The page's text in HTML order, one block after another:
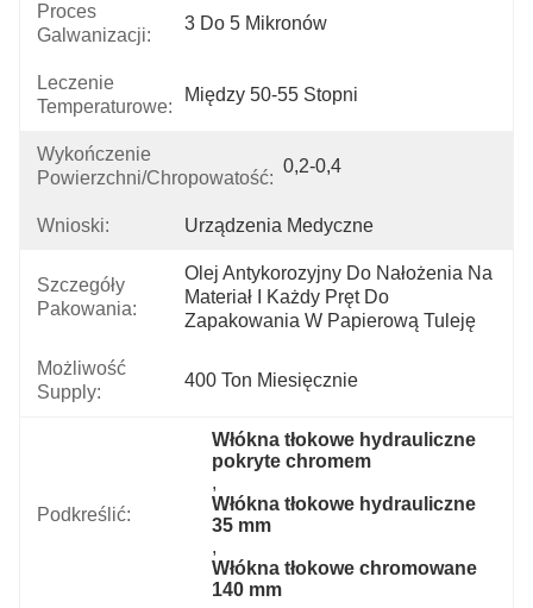
Proces
Galwanizacji:
3 Do 5 Mikronów
Leczenie
Temperaturowe:
Między 50-55 Stopni
Wykończenie
Powierzchni/chropowatość:
0,2-0,4
Wnioski: Urządzenia Medyczne
Szczegóły
Pakowania:
Olej Antykorozyjny Do Nałożenia Na
Materiał I Każdy Pręt Do
Zapakowania W Papierową Tuleję
Możliwość
Supply:
400 Ton Miesięcznie
Podkreślić:
Włókna tłokowe hydrauliczne
pokryte chromem
,
Włókna tłokowe hydrauliczne
35 mm
,
Włókna tłokowe chromowane
140 mm